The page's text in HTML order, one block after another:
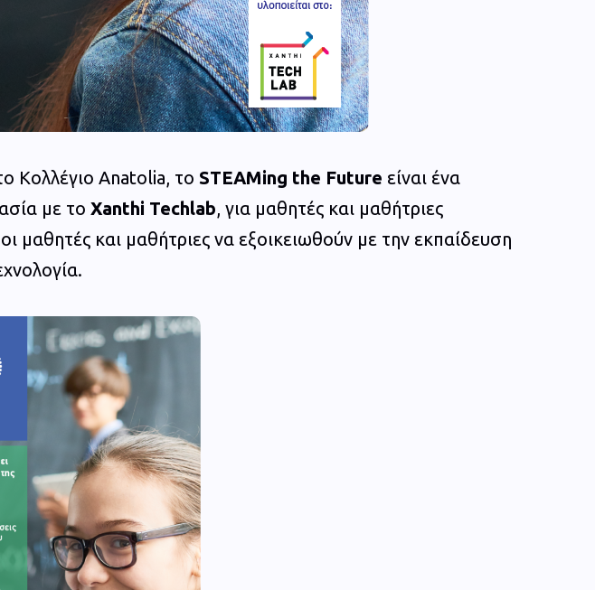
Κολλέγιο Anatolia, το STEAMing the Future είναι ένα
με το Xanthi Techlab, για μαθητές και μαθήτριες
μαθητές και μαθήτριες να εξοικειωθούν με την εκπαίδευση